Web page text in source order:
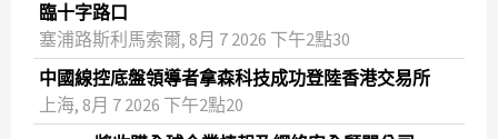
臨十字路口
塞浦路斯利馬索爾, 8月 7 2026 下午2點30
中國線控底盤領導者拿森科技成功登陸香港交易所
上海, 8月 7 2026 下午2點20